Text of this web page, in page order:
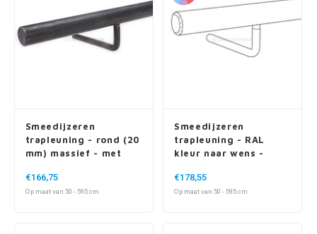
Smeedijzeren
trapleuning - rond (20
mm) massief - met
€166,75
Op maat van 50 - 595 cm
Smeedijzeren
trapleuning - RAL
kleur naar wens -
- met ronde houders
€178,55
Op maat van 50 - 595 cm